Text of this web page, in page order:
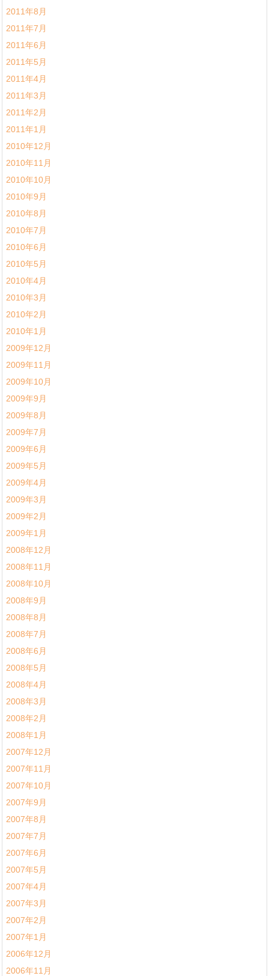
2011年8月
2011年7月
2011年6月
2011年5月
2011年4月
2011年3月
2011年2月
2011年1月
2010年12月
2010年11月
2010年10月
2010年9月
2010年8月
2010年7月
2010年6月
2010年5月
2010年4月
2010年3月
2010年2月
2010年1月
2009年12月
2009年11月
2009年10月
2009年9月
2009年8月
2009年7月
2009年6月
2009年5月
2009年4月
2009年3月
2009年2月
2009年1月
2008年12月
2008年11月
2008年10月
2008年9月
2008年8月
2008年7月
2008年6月
2008年5月
2008年4月
2008年3月
2008年2月
2008年1月
2007年12月
2007年11月
2007年10月
2007年9月
2007年8月
2007年7月
2007年6月
2007年5月
2007年4月
2007年3月
2007年2月
2007年1月
2006年12月
2006年11月